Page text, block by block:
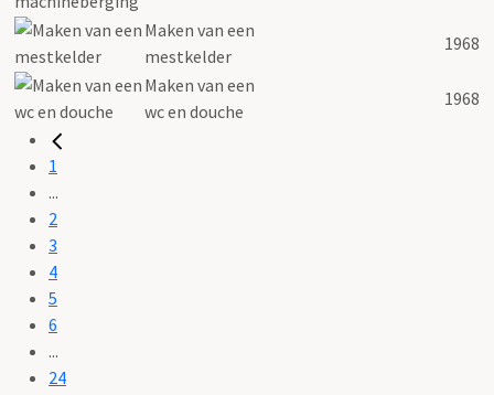
Maken van een
mestkelder
1968
Maken van een
wc en douche
1968
1
...
2
3
4
5
6
...
24